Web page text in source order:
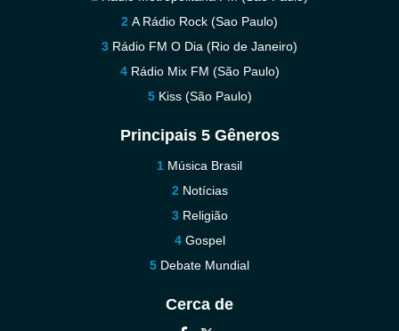
A Rádio Rock (Sao Paulo)
Rádio FM O Dia (Rio de Janeiro)
Rádio Mix FM (São Paulo)
Kiss (São Paulo)
Principais 5 Gêneros
Música Brasil
Notícias
Religião
Gospel
Debate Mundial
Cerca de